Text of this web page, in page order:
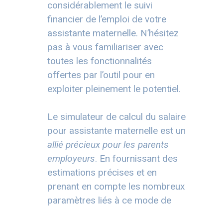
considérablement le suivi
financier de l’emploi de votre
assistante maternelle. N’hésitez
pas à vous familiariser avec
toutes les fonctionnalités
offertes par l’outil pour en
exploiter pleinement le potentiel.
Le simulateur de calcul du salaire
pour assistante maternelle est un
allié précieux pour les parents
employeurs. En fournissant des
estimations précises et en
prenant en compte les nombreux
paramètres liés à ce mode de